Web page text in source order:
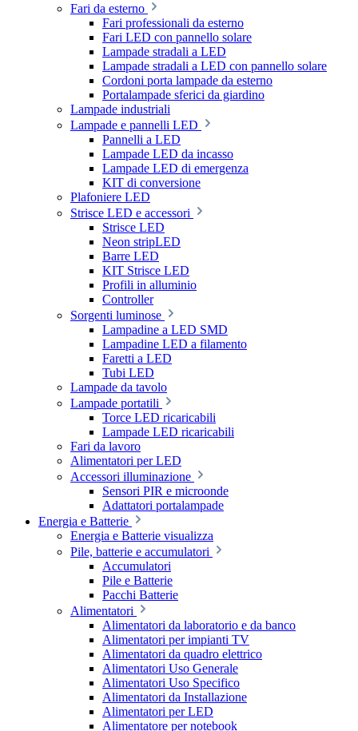
Fari da esterno
Fari professionali da esterno
Fari LED con pannello solare
Lampade stradali a LED
Lampade stradali a LED con pannello solare
Cordoni porta lampade da esterno
Portalampade sferici da giardino
Lampade industriali
Lampade e pannelli LED
Pannelli a LED
Lampade LED da incasso
Lampade LED di emergenza
KIT di conversione
Plafoniere LED
Strisce LED e accessori
Strisce LED
Neon stripLED
Barre LED
KIT Strisce LED
Profili in alluminio
Controller
Sorgenti luminose
Lampadine a LED SMD
Lampadine LED a filamento
Faretti a LED
Tubi LED
Lampade da tavolo
Lampade portatili
Torce LED ricaricabili
Lampade LED ricaricabili
Fari da lavoro
Alimentatori per LED
Accessori illuminazione
Sensori PIR e microonde
Adattatori portalampade
Energia e Batterie
Energia e Batterie visualizza
Pile, batterie e accumulatori
Accumulatori
Pile e Batterie
Pacchi Batterie
Alimentatori
Alimentatori da laboratorio e da banco
Alimentatori per impianti TV
Alimentatori da quadro elettrico
Alimentatori Uso Generale
Alimentatori Uso Specifico
Alimentatori da Installazione
Alimentatori per LED
Alimentatore per notebook